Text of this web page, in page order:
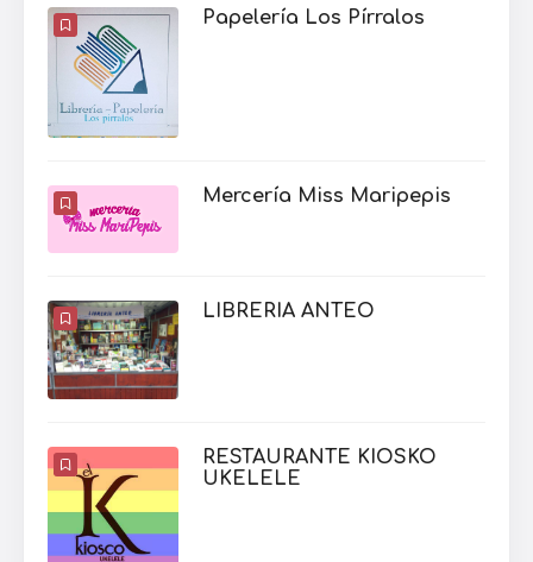
Papelería Los Pírralos
Mercería Miss Maripepis
LIBRERIA ANTEO
RESTAURANTE KIOSKO
UKELELE